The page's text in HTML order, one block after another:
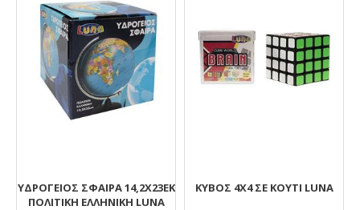
ΥΔΡΟΓΕΙΟΣ ΣΦΑΙΡΑ 14,2Χ23ΕΚ
ΠΟΛΙΤΙΚΗ ΕΛΛΗΝΙΚΗ LUNA
ΚΥΒΟΣ 4Χ4 ΣΕ ΚΟΥΤΙ LUNA